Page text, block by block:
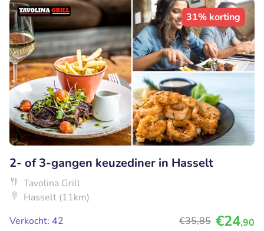
31% korting
2- of 3-gangen keuzediner in Hasselt
Tavolina Grill
Hasselt (11km)
Verkocht: 42
€35,85 €24,90